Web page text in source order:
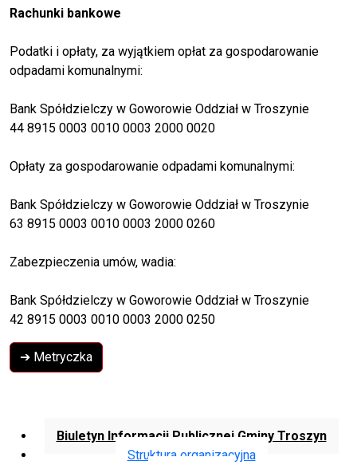
Biuletyn Informacji Publicznej Gminy Troszyn
Struktura organizacyjna
Rachunki bankowe
Podatki i opłaty, za wyjątkiem opłat za gospodarowanie
odpadami komunalnymi:
Bank Spółdzielczy w Goworowie Oddział w Troszynie
44 8915 0003 0010 0003 2000 0020
Opłaty za gospodarowanie odpadami komunalnymi:
Bank Spółdzielczy w Goworowie Oddział w Troszynie
63 8915 0003 0010 0003 2000 0260
Zabezpieczenia umów, wadia:
Bank Spółdzielczy w Goworowie Oddział w Troszynie
42 8915 0003 0010 0003 2000 0250
➔ Metryczka